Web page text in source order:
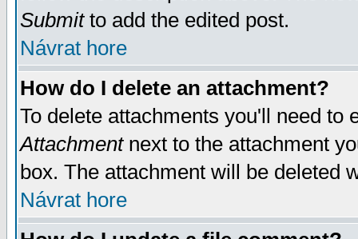
Submitto add the edited post.
Návrat hore
How do I delete an attachment?
To delete attachments you'll need
Attachmentnext to the attachment
box. The attachment will be deleted
Návrat hore